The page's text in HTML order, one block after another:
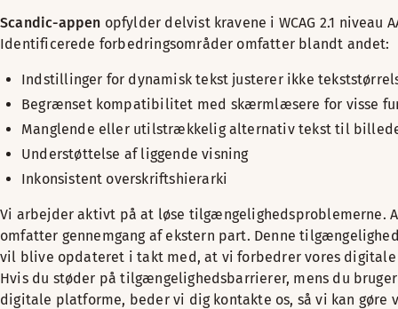
Scandic-appen opfylder delvist kravene i WCAG 2.1 niveau
Identificerede forbedringsområder omfatter blandt andet:
Indstillinger for dynamisk tekst justerer ikke
Begrænset kompatibilitet med skærmlæsere for visse
Manglende eller utilstrækkelig alternativ tekst til
Understøttelse af liggende visning
Inkonsistent overskriftshierarki
Vi arbejder aktivt på at løse tilgængelighedsproblemerne.
omfatter gennemgang af ekstern part. Denne
vil blive opdateret i takt med, at vi forbedrer vores
Hvis du støder på tilgængelighedsbarrierer, mens du
digitale platforme, beder vi dig kontakte os, så vi kan gøre